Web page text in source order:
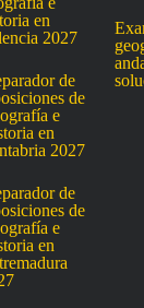
en
2027
de
de
e
en
2027
de
de
e
en